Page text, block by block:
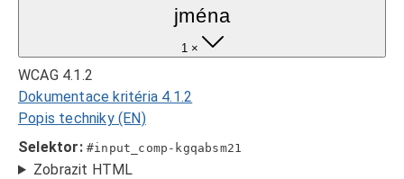
jména
1 ×
WCAG 4.1.2
Dokumentace kritéria 4.1.2
Popis techniky (EN)
Selektor: #input_comp-kgqabsm21
Zobrazit HTML